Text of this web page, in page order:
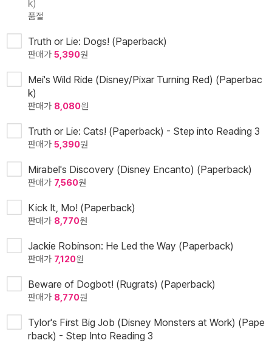
k)
품절
Truth or Lie: Dogs! (Paperback)
판매가 5,390원
Mei's Wild Ride (Disney/Pixar Turning Red) (Paperbac
k)
판매가 8,080원
Truth or Lie: Cats! (Paperback) - Step into Reading 3
판매가 5,390원
Mirabel's Discovery (Disney Encanto) (Paperback)
판매가 7,560원
Kick It, Mo! (Paperback)
판매가 8,770원
Jackie Robinson: He Led the Way (Paperback)
판매가 7,120원
Beware of Dogbot! (Rugrats) (Paperback)
판매가 8,770원
Tylor's First Big Job (Disney Monsters at Work) (Pape
rback) - Step Into Reading 3